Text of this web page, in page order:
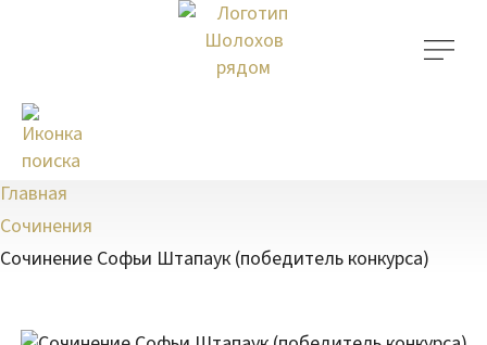
Главная
Сочинения
Сочинение Софьи Штапаук (победитель конкурса)